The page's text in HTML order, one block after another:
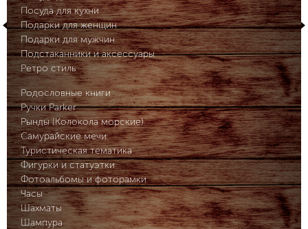
Посуда для кухни
Подарки для женщин
Подарки для мужчин
Подстаканники и аксессуары
Ретро стиль
Родословные книги
Ручки Parker
Рынды (Колокола морские)
Самурайские мечи
Туристическая тематика
Фигурки и статуэтки
Фотоальбомы и фоторамки
Часы
Шахматы
Шампура